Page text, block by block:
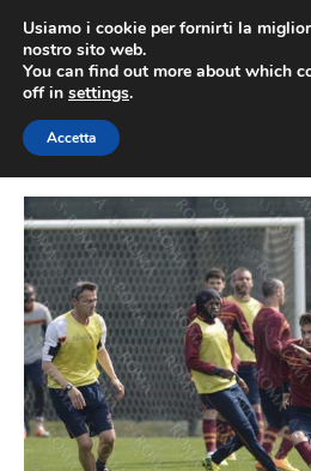
contenuto
Usiamo i cookie per fornirti la
nostro sito web.
You can find out more about which
off in settings.
Accetta